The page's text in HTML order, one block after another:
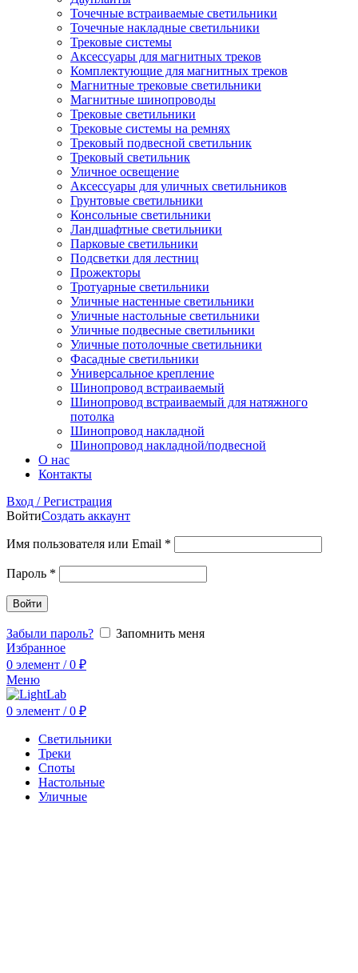
Точечные встраиваемые светильники
Точечные накладные светильники
Трековые системы
Аксессуары для магнитных треков
Комплектующие для магнитных треков
Магнитные трековые светильники
Магнитные шинопроводы
Трековые светильники
Трековые системы на ремнях
Трековый подвесной светильник
Трековый светильник
Уличное освещение
Аксессуары для уличных светильников
Грунтовые светильники
Консольные светильники
Ландшафтные светильники
Парковые светильники
Подсветки для лестниц
Прожекторы
Тротуарные светильники
Уличные настенные светильники
Уличные настольные светильники
Уличные подвесные светильники
Уличные потолочные светильники
Фасадные светильники
Универсальное крепление
Шинопровод встраиваемый
Шинопровод встраиваемый для натяжного
потолка
Шинопровод накладной
Шинопровод накладной/подвесной
О нас
Контакты
Вход / Регистрация
ВойтиСоздать аккаунт
Имя пользователя или Email *
Пароль *
Войти
Забыли пароль?
Запомнить меня
Избранное
0 элемент / 0 ₽
Меню
0 элемент / 0 ₽
Cветильники
Треки
Споты
Настольные
Уличные